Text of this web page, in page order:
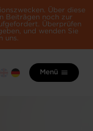
Über diese
Beiträgen noch zur
Überprüfen
und wenden Sie
uns.
Menü